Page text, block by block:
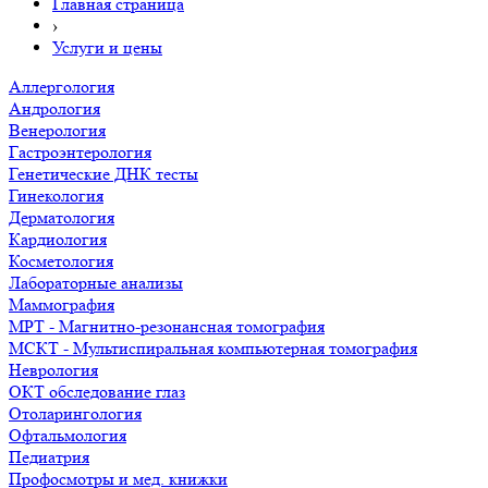
›
Услуги и цены
Аллергология
Андрология
Венерология
Гастроэнтерология
Генетические ДНК тесты
Гинекология
Дерматология
Кардиология
Косметология
Лабораторные анализы
Маммография
МРТ - Магнитно-резонансная томография
МСКТ - Мультиспиральная компьютерная томография
Неврология
ОКТ обследование глаз
Отоларингология
Офтальмология
Педиатрия
Профосмотры и мед. книжки